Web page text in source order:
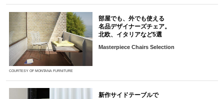
COURTESY OF MONTANA FURNITURE
部屋でも、外でも使える
名品デザイナーズチェア。
北欧、イタリアなど5選
Masterpiece Chairs Selection
新作サイドテーブルで